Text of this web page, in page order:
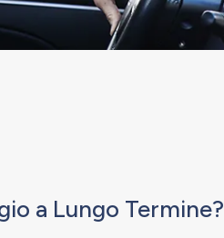
a Lungo Termine?